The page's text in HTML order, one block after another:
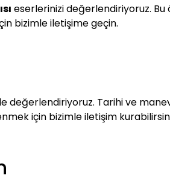
eserlerinizi değerlendiriyoruz. Bu
bizimle iletişime geçin.
değerlendiriyoruz. Tarihi ve
için bizimle iletişim